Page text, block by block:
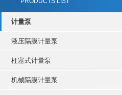
计量泵
液压隔膜计量泵
柱塞式计量泵
机械隔膜计量泵